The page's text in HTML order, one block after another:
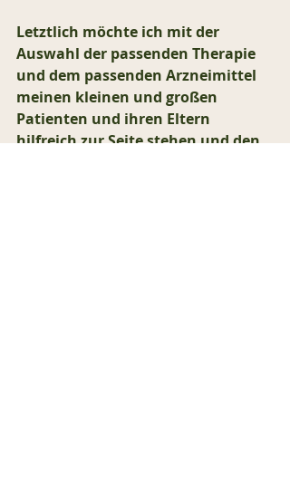
Letztlich möchte ich mit der
Auswahl der passenden Therapie
und dem passenden Arzneimittel
meinen kleinen und großen
Patienten und ihren Eltern
hilfreich zur Seite stehen und den